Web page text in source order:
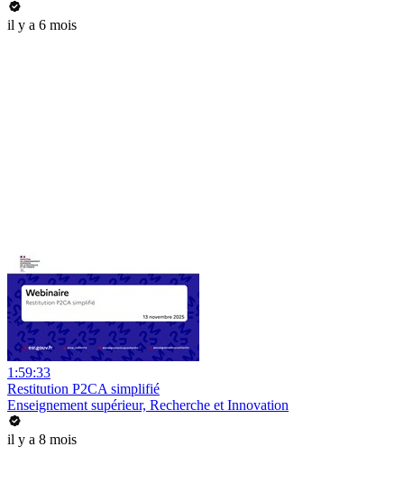
il y a 6 mois
1:59:33
Restitution P2CA simplifié
Enseignement supérieur, Recherche et Innovation
il y a 8 mois